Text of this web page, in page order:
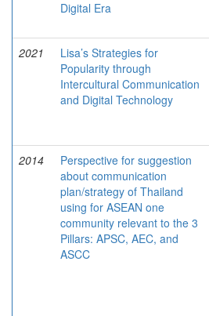
Digital Era
2021
Lisa’s Strategies for
Popularity through
Intercultural Communication
and Digital Technology
2014
Perspective for suggestion
about communication
plan/strategy of Thailand
using for ASEAN one
community relevant to the 3
Pillars: APSC, AEC, and
ASCC